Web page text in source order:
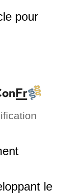
pour
le